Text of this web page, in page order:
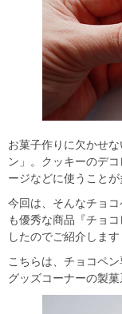
お菓子作りに欠かせ
ン」。クッキーのデ
ージなどに使うこと
今回は、そんなチョ
も優秀な商品『チョ
したのでご紹介します
こちらは、チョコペ
グッズコーナーの製